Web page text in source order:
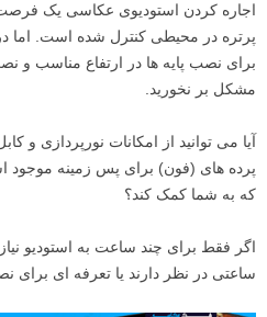
اجاره کردن استودیوی عکاسی یک
پرتره در محیطی کنترل شده است. اما
مشکل بر نخورید.
آیا می توانید از امکانات نورپردازی و
پرده های (فون) برای پس زمینه
که به شما کمک کند؟
اگر فقط برای چند ساعت به استودیو
ساعتی در نظر دارند یا تعرفه ای برای